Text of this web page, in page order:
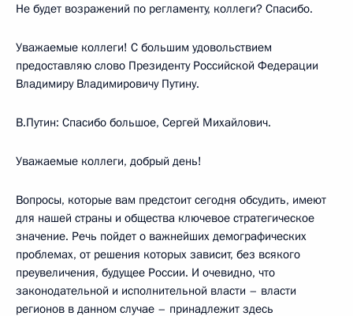
Не будет возражений по регламенту, коллеги? Спасибо.
Уважаемые коллеги! С большим удовольствием
предоставляю слово Президенту Российской Федерации
Владимиру Владимировичу Путину.
В.Путин: Спасибо большое, Сергей Михайлович.
Уважаемые коллеги, добрый день!
Вопросы, которые вам предстоит сегодня обсудить, имеют
для нашей страны и общества ключевое стратегическое
значение. Речь пойдет о важнейших демографических
проблемах, от решения которых зависит, без всякого
преувеличения, будущее России. И очевидно, что
законодательной и исполнительной власти – власти
регионов в данном случае – принадлежит здесь